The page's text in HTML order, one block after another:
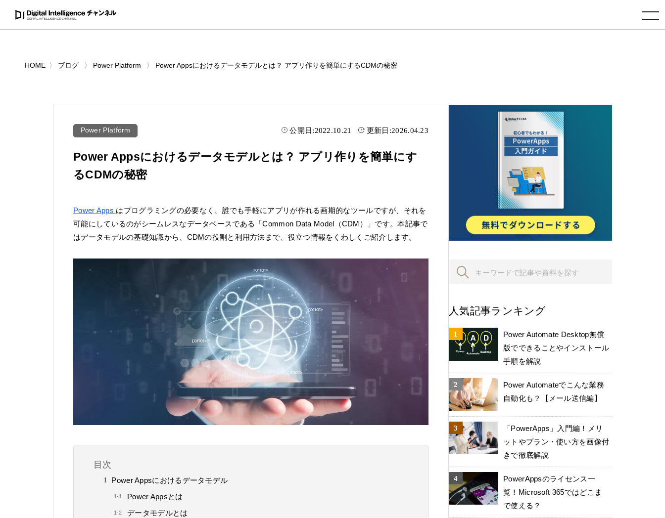
toggle navigation
HOME ブログ Power Platform Power Appsにおけるデータモデルとは？ アプリ作りを簡単にするCDMの秘密
Power Platform 公開日:2022.10.21 更新日:2026.04.23
Power Appsにおけるデータモデルとは？ アプリ作りを簡単にす
るCDMの秘密
Power Apps はプログラミングの必要なく、誰でも手軽にアプリが作れる画期的なツールですが、それを
可能にしているのがシームレスなデータベースである「Common Data Model（CDM）」です。本記事で
はデータモデルの基礎知識から、CDMの役割と利用方法まで、役立つ情報をくわしくご紹介します。
目次
Power Appsにおけるデータモデル
Power Appsとは
データモデルとは
人気記事ランキング
Power Automate Desktop無償
版でできることやインストール
手順を解説
Power Automateでこんな業務
自動化も？【メール送信編】
「PowerApps」入門編！メリ
ットやプラン・使い方を画像付
きで徹底解説
PowerAppsのライセンス一
覧！Microsoft 365ではどこま
で使える？